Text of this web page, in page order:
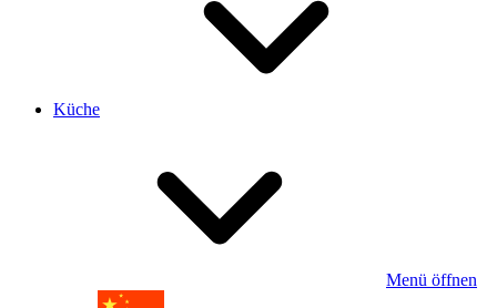
Küche
Menü öffnen